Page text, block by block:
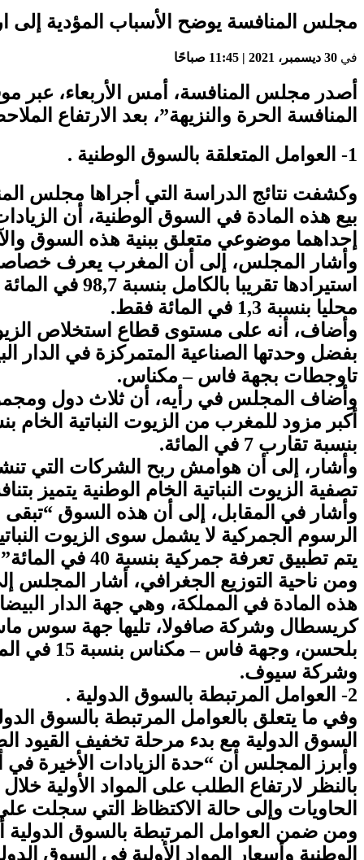
مجلس المنافسة يوضح الأسباب المؤدية إلى
في 30 ديسمبر، 2021 | 11:45 صباحًا
أصدر مجلس المنافسة، أمس الأربعاء، عبر
المنافسة الحرة والنزيهة”، بعد الارتفاع
1- العوامل المتعلقة بالسوق الوطنية .
وكشفت نتائج الدراسة التي أجراها مجلس
بيع هذه المادة في السوق الوطنية، أن
إحداهما موضوعي متعلق ببنية هذه السوق
وأشار المجلس، إلى أن المغرب يعرف خصاصا
استيرادها
محليا بنسبة 1,3 في المائة فقط.
وأضاف، أنه على مستوى قطاع استخلاص
بفضل وحدتها الصناعية المتمركزة في
تاوجطات بجهة فاس – مكناس.
وأضاف المجلس في رأيه، أن ثلاث دول
بنسبة تقارب 7 في المائة.
تصفية الزيوت النباتية الخام الوطنية
وأشار في المقابل، إلى أن هذه السوق “تبقى
الرسوم الجمركية لا يشمل سوى الزيوت
يتم تطبيق تعرفة جمركية بنسبة 40 في المائة”.
ومن ناحية التوزيع الجغرافي، أشار المجلس
بلحسن،
وشركة سيوف.
2- العوامل المرتبطة بالسوق الدولية .
وفي ما يتعلق بالعوامل المرتبطة بالسوق
السوق الدولية مع بدء مرحلة تخفيف القيود الصحية المرتبطة بجائحة كوفيد-
وأبرز المجلس أن “حدة الزيادات الأخيرة في
بالنظر لارتفاع الطلب على المواد الأولية
الحاويات وإلى حالة الاكتظاظ التي سجلت
ومن ضمن العوامل المرتبطة بالسوق
الوطنية وأسعار المواد الأولية في السوق